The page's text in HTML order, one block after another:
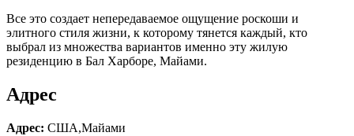
Все это создает непередаваемое ощущение роскоши и
элитного стиля жизни, к которому тянется каждый, кто
выбрал из множества вариантов именно эту жилую
резиденцию в Бал Харборе, Майами.
Адрес
Адрес: США,Майами